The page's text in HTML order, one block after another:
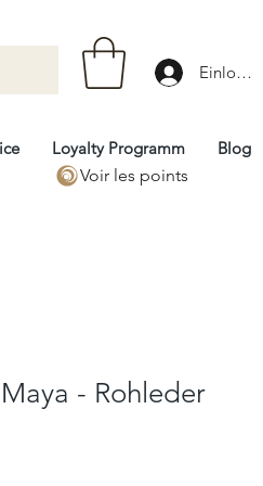
Einloggen
Loyalty Programm
Blog
Voir les points
- Rohleder